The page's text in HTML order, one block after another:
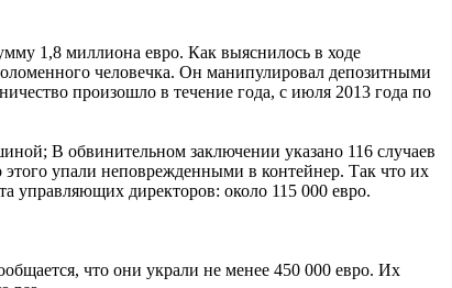
1,8 миллиона евро. Как выяснилось в ходе
человечка. Он манипулировал депозитными
произошло в течение года, с июля 2013 года по
В обвинительном заключении указано 116 случаев
упали неповрежденными в контейнер. Так что их
управляющих директоров: около 115 000 евро.
что они украли не менее 450 000 евро. Их